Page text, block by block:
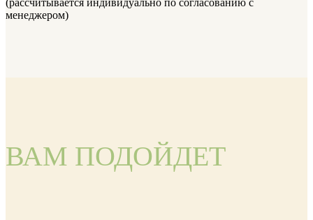
менеджером)
ВАМ ПОДОЙДЕТ